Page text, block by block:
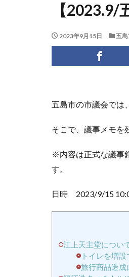
【
2023年9月15日 五
五島市の市議会では
そこで、議事メモを
※内容は正式な議事
す。
日時 2023/9/15
江上天主堂につい
トイレを増設
旅行商品造成